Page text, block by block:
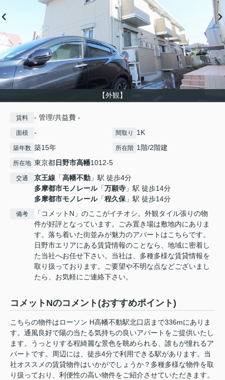
【外観】
賃料 - 管理/共益費 -
面積 - 間取り 1K
築年数 築15年 所在階 1階/2階建
所在地 東京都日野市高幡1012-5
交通 京王線 「高幡不動 」駅 徒歩4分
多摩都市モノレール「万願寺 」駅 徒歩14分
多摩都市モノレール「程久保」駅 徒歩14分
備考
「コメットN」のここがイチオシ。外観タイル張りの物
件が好評となっています。ごみ置き場は敷地内にありま
す。落ち着いた街並みが魅力のアパートはこちらです。
日野市エリアにある賃貸情報のことなら、地域に密着し
た当社へお任せ下さい。当社は、多種多様な賃貸情報を
取り扱っております。ご要望や不明な点などございまし
たら、お気軽にご連絡下さい。
コメットNのコメント(おすすめポイント)
こちらの物件はローソン H高幡不動駅北口店まで336mにありま
す。通風良好で陽の当たる気持ちの良いアパートをご提供いたし
ます。うっとりする程綺麗な景色を眺められる、誰もが憧れるア
パートです。周辺には、徒歩4分で利用できる駅があります。当
社オススメの賃貸物件はいかがでしょうか？多種多様な物件を取
り扱っており、利便性の高い物件をご紹介させていただきます。